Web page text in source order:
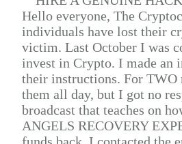
Hello everyone, The
individuals have lost their
victim. Last October I was
invest in Crypto. I made
their instructions. For TWO
them all day, but I got no
broadcast that teaches on
ANGELS RECOVERY